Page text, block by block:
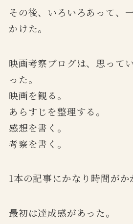
その後、いろいろあって、
かけた。
映画考察ブログは、思って
った。
映画を観る。
あらすじを整理する。
感想を書く。
考察を書く。
1本の記事にかなり時間がか
最初は達成感があった。